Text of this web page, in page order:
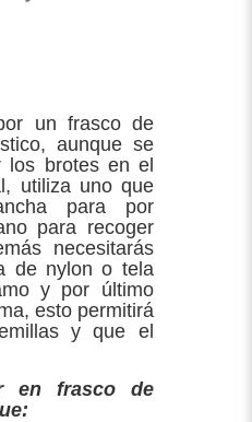
un frasco de
aunque se
los brotes en el
utiliza uno que
para por
para recoger
necesitarás
de nylon o tela
y por último
esto permitirá
y que el
en frasco de